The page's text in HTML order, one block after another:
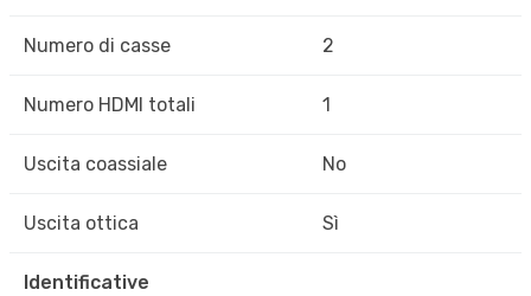
Numero di casse 2
Numero HDMI totali 1
Uscita coassiale No
Uscita ottica Sì
Identificative